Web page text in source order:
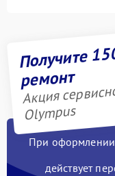
Получите
ремонт
Акция
Olympus
При оформлении
действует